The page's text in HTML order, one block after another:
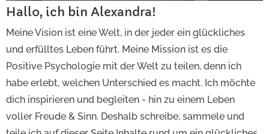
Hallo, ich bin Alexandra!
Meine Vision ist eine Welt, in der jeder ein glückliches
und erfülltes Leben führt. Meine Mission ist es die
Positive Psychologie mit der Welt zu teilen, denn ich
habe erlebt, welchen Unterschied es macht. Ich möchte
dich inspirieren und begleiten - hin zu einem Leben
voller Freude & Sinn. Deshalb schreibe, sammele und